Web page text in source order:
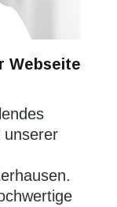
Webseite
unserer